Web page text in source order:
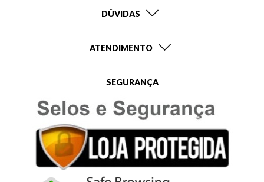
DÚVIDAS
ATENDIMENTO
SEGURANÇA